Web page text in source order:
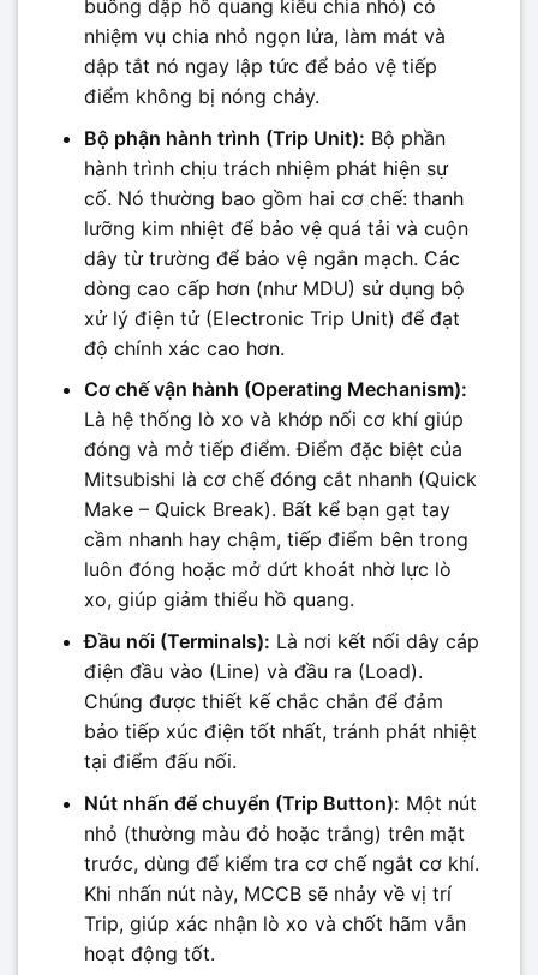
buồng dập hồ quang kiểu chia nhỏ) có
nhiệm vụ chia nhỏ ngọn lửa, làm mát và
dập tắt nó ngay lập tức để bảo vệ tiếp
điểm không bị nóng chảy.
Bộ phận hành trình (Trip Unit): Bộ phần
hành trình chịu trách nhiệm phát hiện sự
cố. Nó thường bao gồm hai cơ chế: thanh
lưỡng kim nhiệt để bảo vệ quá tải và cuộn
dây từ trường để bảo vệ ngắn mạch. Các
dòng cao cấp hơn (như MDU) sử dụng bộ
xử lý điện tử (Electronic Trip Unit) để đạt
độ chính xác cao hơn.
Cơ chế vận hành (Operating Mechanism):
Là hệ thống lò xo và khớp nối cơ khí giúp
đóng và mở tiếp điểm. Điểm đặc biệt của
Mitsubishi là cơ chế đóng cắt nhanh (Quick
Make – Quick Break). Bất kể bạn gạt tay
cầm nhanh hay chậm, tiếp điểm bên trong
luôn đóng hoặc mở dứt khoát nhờ lực lò
xo, giúp giảm thiểu hồ quang.
Đầu nối (Terminals): Là nơi kết nối dây cáp
điện đầu vào (Line) và đầu ra (Load).
Chúng được thiết kế chắc chắn để đảm
bảo tiếp xúc điện tốt nhất, tránh phát nhiệt
tại điểm đấu nối.
Nút nhấn để chuyển (Trip Button): Một nút
nhỏ (thường màu đỏ hoặc trắng) trên mặt
trước, dùng để kiểm tra cơ chế ngắt cơ khí.
Khi nhấn nút này, MCCB sẽ nhảy về vị trí
Trip, giúp xác nhận lò xo và chốt hãm vẫn
hoạt động tốt.